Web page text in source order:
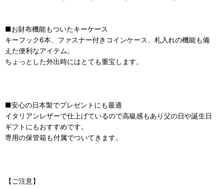
■お財布機能もついたキーケース
キーフック6本、ファスナー付きコインケース、札入れの機能も備
えた便利なアイテム。
ちょっとした外出時にはとても重宝します。
■安心の日本製でプレゼントにも最適
イタリアンレザーで仕上げているので高級感もあり父の日や誕生日
ギフトにもおすすめです。
専用の保管箱も付属でついてきます。
【ご注意】